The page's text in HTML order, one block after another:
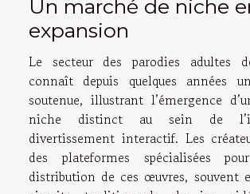
Un marché de niche
expansion
Le secteur des parodies adultes
connaît depuis quelques années
soutenue, illustrant l’émergence
niche distinct au sein de
divertissement interactif. Les
des plateformes spécialisées
distribution de ces œuvres, souvent